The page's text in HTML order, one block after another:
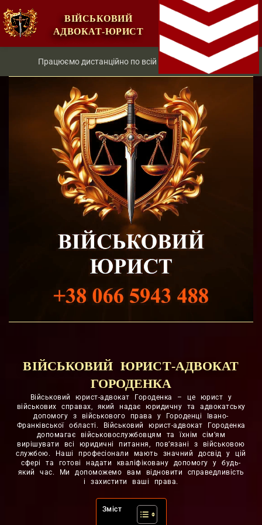
ВІЙСЬКОВИЙ
АДВОКАТ-ЮРИСТ
Працюємо дистанційно по всій території України
ВІЙСЬКОВИЙ ЮРИСТ-АДВОКАТ
ГОРОДЕНКА
Військовий юрист-адвокат Городенка – це юрист у
військових справах, який надає юридичну та адвокатську
допомогу з військового права у Городенці Івано-
Франківської області. Військовий юрист-адвокат Городенка
допомагає військовослужбовцям та їхнім сім’ям
вирішувати всі юридичні питання, пов’язані з військовою
службою. Наші професіонали мають значний досвід у цій
сфері та готові надати кваліфіковану допомогу у будь-
який час. Ми допоможемо вам відновити справедливість
і захистити ваші права.
Зміст